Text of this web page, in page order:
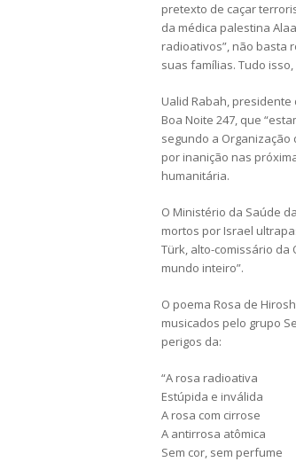
pretexto de caçar
da médica palestina
radioativos”, não basta
suas famílias. Tudo
Ualid Rabah, presidente
Boa Noite 247, que
segundo a Organização
por inanição nas
humanitária.
O Ministério da Saúde
mortos por Israel
Türk, alto-comissário da
mundo inteiro”.
O poema Rosa de
musicados pelo grupo
perigos da:
“A rosa radioativa
Estúpida e inválida
A rosa com cirrose
A antirrosa atômica
Sem cor, sem perfume